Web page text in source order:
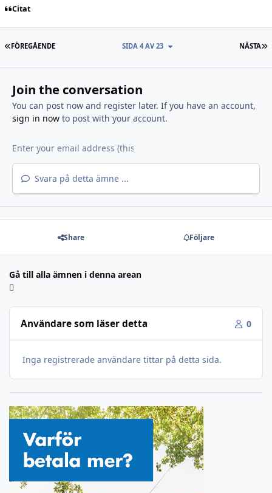
Citat
FÖRSTA SIDAN
FÖREGÅENDE NÄSTA
SIDA 4 AV 23
Join the conversation
You can post now and register later. If you have an account,
sign in nowto post with your account.
Svara på detta ämne ...
Share Följare
Gå till alla ämnen i denna arean
Användare som läser detta 0
Inga registrerade användare tittar på detta sida.